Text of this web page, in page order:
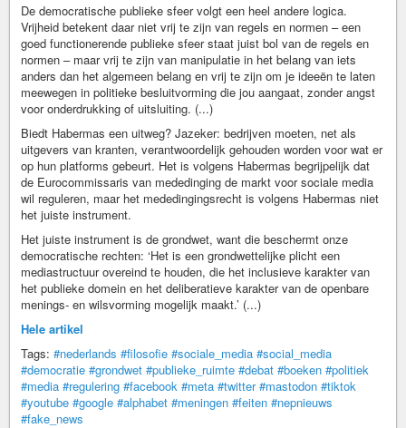
De democratische publieke sfeer volgt een heel andere logica.
Vrijheid betekent daar niet vrij te zijn van regels en normen – een
goed functionerende publieke sfeer staat juist bol van de regels en
normen – maar vrij te zijn van manipulatie in het belang van iets
anders dan het algemeen belang en vrij te zijn om je ideeën te laten
meewegen in politieke besluitvorming die jou aangaat, zonder angst
voor onderdrukking of uitsluiting. (...)
Biedt Habermas een uitweg? Jazeker: bedrijven moeten, net als
uitgevers van kranten, verantwoordelijk gehouden worden voor wat er
op hun platforms gebeurt. Het is volgens Habermas begrijpelijk dat
de Eurocommissaris van mededinging de markt voor sociale media
wil reguleren, maar het mededingingsrecht is volgens Habermas niet
het juiste instrument.
Het juiste instrument is de grondwet, want die beschermt onze
democratische rechten: ‘Het is een grondwettelijke plicht een
mediastructuur overeind te houden, die het inclusieve karakter van
het publieke domein en het deliberatieve karakter van de openbare
menings- en wilsvorming mogelijk maakt.’ (...)
Hele artikel
Tags: #nederlands #filosofie #sociale_media #social_media
#democratie #grondwet #publieke_ruimte #debat #boeken #politiek
#media #regulering #facebook #meta #twitter #mastodon #tiktok
#youtube #google #alphabet #meningen #feiten #nepnieuws
#fake_news